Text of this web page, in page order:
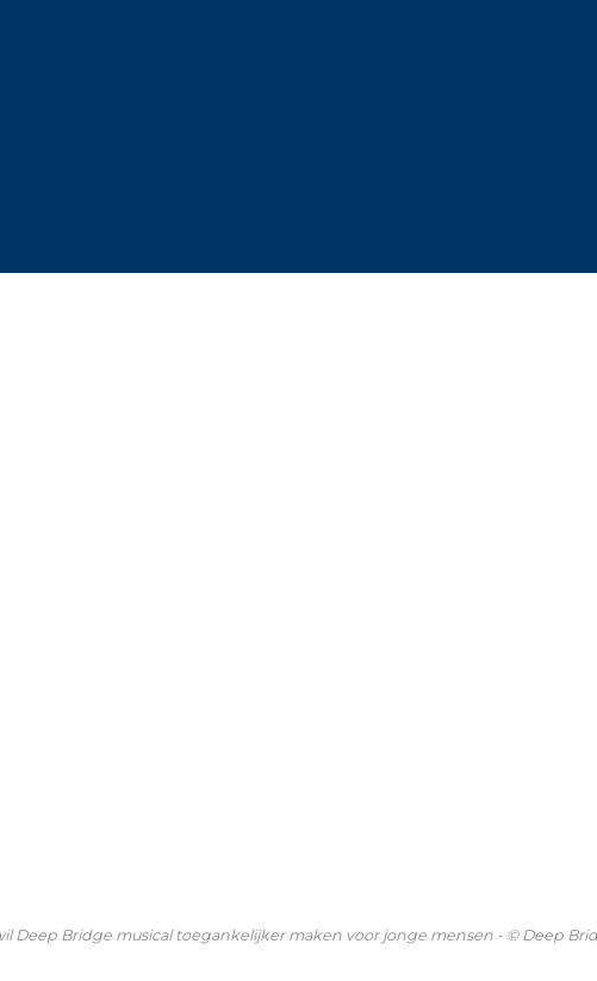
Deep Bridge musical toegankelijker maken voor jonge mensen - © Deep